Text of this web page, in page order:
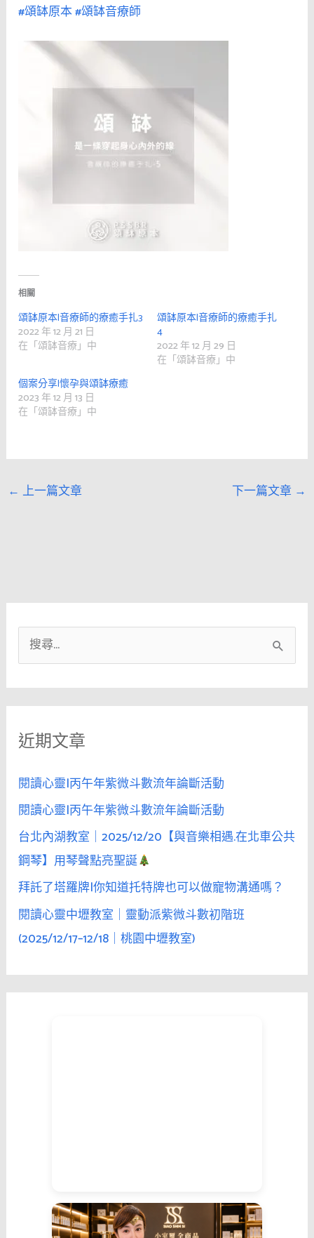
#頌缽原本#頌缽音療師
相關
頌缽原本|音療師的療癒手扎3
2022 年 12 月 21 日
在「頌缽音療」中
頌缽原本|音療師的療癒手扎
4
2022 年 12 月 29 日
在「頌缽音療」中
個案分享|懷孕與頌缽療癒
2023 年 12 月 13 日
在「頌缽音療」中
← 上一篇文章 下一篇文章 →
尋
關
字
近期文章
閱讀心靈|丙午年紫微斗數流年論斷活動
閱讀心靈|丙午年紫微斗數流年論斷活動
台北內湖教室｜2025/12/20【與音樂相遇.在北車公共
鋼琴】用琴聲點亮聖誕
拜託了塔羅牌|你知道托特牌也可以做寵物溝通嗎？
閱讀心靈中壢教室｜靈動派紫微斗數初階班
(2025/12/17–12/18｜桃園中壢教室)